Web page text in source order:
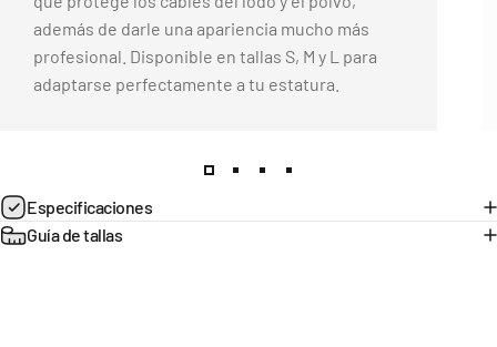
además de darle una apariencia mucho más
profesional. Disponible en tallas S, M y L para
adaptarse perfectamente a tu estatura.
Página 1
Página 2
Página 3Página 4
Especificaciones
Guía de tallas